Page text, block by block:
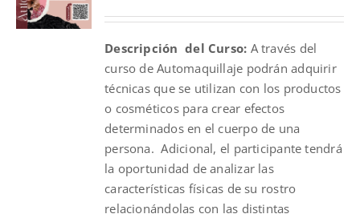
$210.00.$190.00.
Descripción del Curso: A través del
curso de Automaquillaje podrán adquirir
técnicas que se utilizan con los productos
o cosméticos para crear efectos
determinados en el cuerpo de una
persona. Adicional, el participante tendrá
la oportunidad de analizar las
características físicas de su rostro
relacionándolas con las distintas